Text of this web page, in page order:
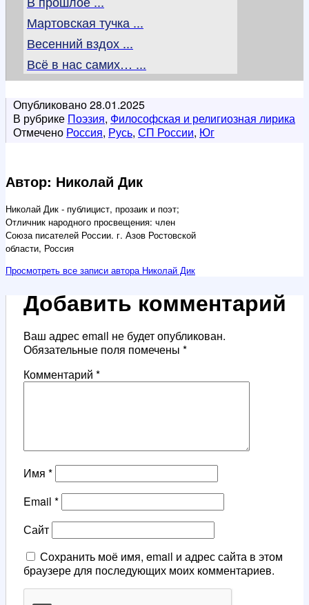
Мартовская тучка ...
Весенний вздох ...
Всё в нас самих… ...
Опубликовано28.01.2025
В рубрике Поэзия, Философская и религиозная лирика
Отмечено Россия, Русь, СП России, Юг
Автор: Николай Дик
Николай Дик - публицист, прозаик и поэт;
Отличник народного просвещения: член
Союза писателей России. г. Азов Ростовской
области, Россия
Просмотреть все записи автора Николай Дик
Добавить комментарий
Ваш адрес email не будет опубликован.
Обязательные поля помечены *
Комментарий *
Имя *
Email *
Сайт
Сохранить моё имя, email и адрес сайта в этом
браузере для последующих моих комментариев.